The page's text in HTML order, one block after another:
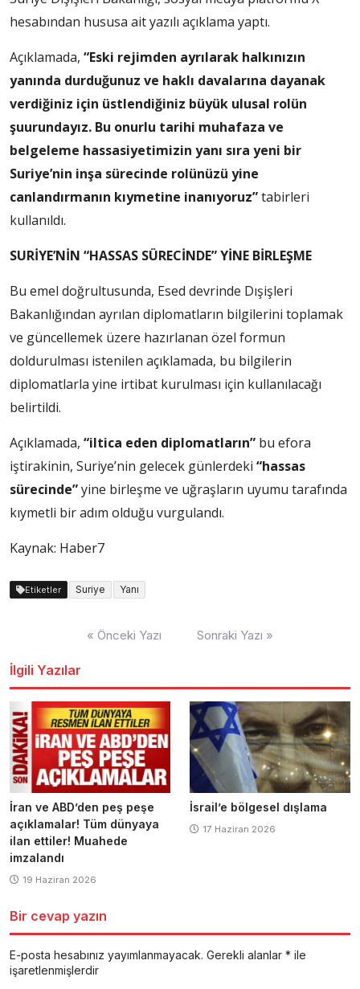
hesabından hususa ait yazılı açıklama yaptı.
Açıklamada, “Eski rejimden ayrılarak halkınızın
yanında durduğunuz ve haklı davalarına dayanak
verdiğiniz için üstlendiğiniz büyük ulusal rolün
şuurundayız. Bu onurlu tarihi muhafaza ve
belgeleme hassasiyetimizin yanı sıra yeni bir
Suriye’nin inşa sürecinde rolünüzü yine
canlandırmanın kıymetine inanıyoruz”tabirleri
kullanıldı.
SURİYE’NİN “HASSAS SÜRECİNDE” YİNE BİRLEŞME
Bu emel doğrultusunda, Esed devrinde Dışişleri
Bakanlığından ayrılan diplomatların bilgilerini toplamak
ve güncellemek üzere hazırlanan özel formun
doldurulması istenilen açıklamada, bu bilgilerin
diplomatlarla yine irtibat kurulması için kullanılacağı
belirtildi.
Açıklamada, “iltica eden diplomatların” bu efora
iştirakinin, Suriye’nin gelecek günlerdeki “hassas
sürecinde”yine birleşme ve uğraşların uyumu tarafında
kıymetli bir adım olduğu vurgulandı.
Kaynak: Haber7
Etiketler Suriye Yanı
« Önceki Yazı Sonraki Yazı »
İlgili Yazılar
İran ve ABD’den peş peşe
açıklamalar! Tüm dünyaya
ilan ettiler! Muahede
imzalandı
19 Haziran 2026
İsrail’e bölgesel dışlama
17 Haziran 2026
Bir cevap yazın
E-posta hesabınız yayımlanmayacak. Gerekli alanlar * ile
işaretlenmişlerdir